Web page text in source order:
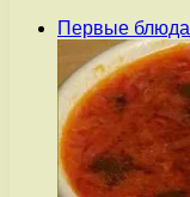
Первые блюда